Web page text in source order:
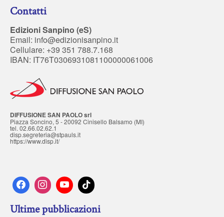
Contatti
Edizioni Sanpino (eS)
Email: info@edizionisanpino.it
Cellulare: +39 351 788.7.168
IBAN: IT76T0306931081100000061006
DIFFUSIONE SAN PAOLO srl
Piazza Soncino, 5 - 20092 Cinisello Balsamo (MI)
tel. 02.66.02.62.1
disp.segreteria@stpauls.it
https://www.disp.it/
Ultime pubblicazioni